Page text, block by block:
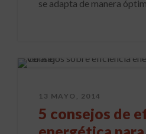
se adapta de manera
13 MAYO, 2014
5 consejos de